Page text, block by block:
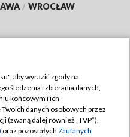
/ WROCŁAW
TVP
aby wyrazić zgody na
śledzenia i zbierania danych,
końcowym i ich
danych osobowych przez
(zwaną dalej również „TVP”),
oraz pozostałych Zaufanych